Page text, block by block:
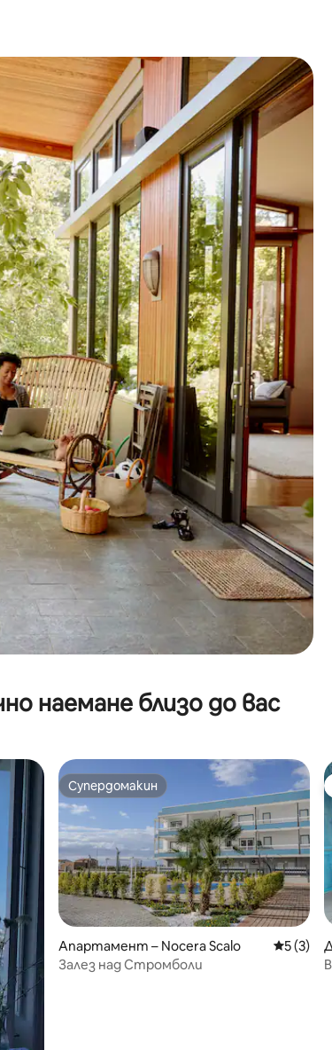
и надолу или навигирайте с докосване или
наемане близо до вас
Супердомакин
Супердомакин
Апартамент – Nocera Scalo Средна
5 (3)
Залез над Стромболи